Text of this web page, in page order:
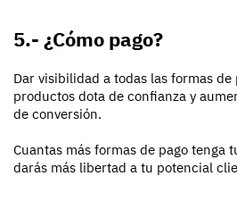
5.- ¿Cómo pago?
Dar visibilidad a todas las formas de
productos dota de confianza y
de conversión.
Cuantas más formas de pago tenga
darás más libertad a tu potencial